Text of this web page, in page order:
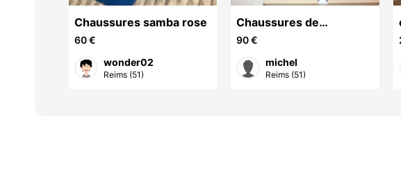
Chaussures samba rose
60 €
wonder02
Reims (51)
Chaussures de
randonnée Garmont,
Pointure 41, neuves,
90 €
michel
Reims (51)